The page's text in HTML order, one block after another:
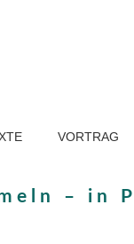
VORTRAG
– in